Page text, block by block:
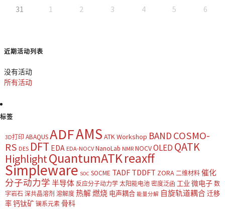
31 1 2 3 4 5 6
近期活动列表
没有活动
所有活动
标签
3D打印 ABAQUSADFAMS ATK Workshop BAND COSMO-
RS DES DFT EDA EDA-NOCV NanoLab NMR NOCVOLED QATK
HighlightQuantumATKreaxff
Simpleware SOC SOCME TADF TDDFT ZORA 二维材料 催化
分子动力学 半导体 反应分子动力学 太阳能电池 密度泛函 工业 微电子 数
字岩石 深共晶溶剂 溶解度 热解燃烧 电声耦合 能量分解 自旋轨道耦合迁移
率钙钛矿 镧系元素 骨科